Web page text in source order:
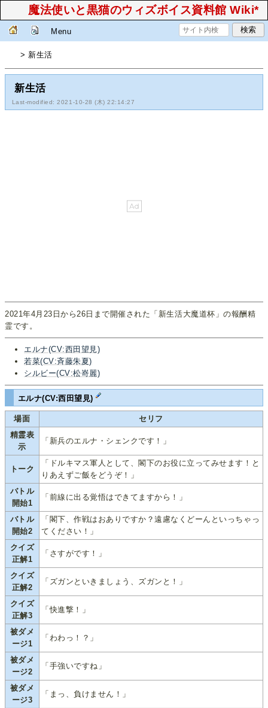
魔法使いと黒猫のウィズボイス資料館 Wiki*
Menu
> 新生活
新生活
Last-modified: 2021-10-28 (木) 22:14:27
2021年4月23日から26日まで開催された「新生活大魔道杯」の報酬精
霊です。
エルナ(CV:西田望見)
若菜(CV:斉藤朱夏)
シルビー(CV:松嵜麗)
エルナ(CV:西田望見)
場面
セリフ
精霊表
示
「新兵のエルナ・シェンクです！」
トーク
「ドルキマス軍人として、閣下のお役に立ってみせます！と
りあえずご飯をどうぞ！」
バトル
開始1
「前線に出る覚悟はできてますから！」
バトル
開始2
「閣下、作戦はおありですか？遠慮なくどーんといっちゃっ
てください！」
クイズ
正解1
「さすがです！」
クイズ
正解2
「ズガンといきましょう、ズガンと！」
クイズ
正解3
「快進撃！」
被ダメ
ージ1
「わわっ！？」
被ダメ
ージ2
「手強いですね」
被ダメ
ージ3
「まっ、負けません！」